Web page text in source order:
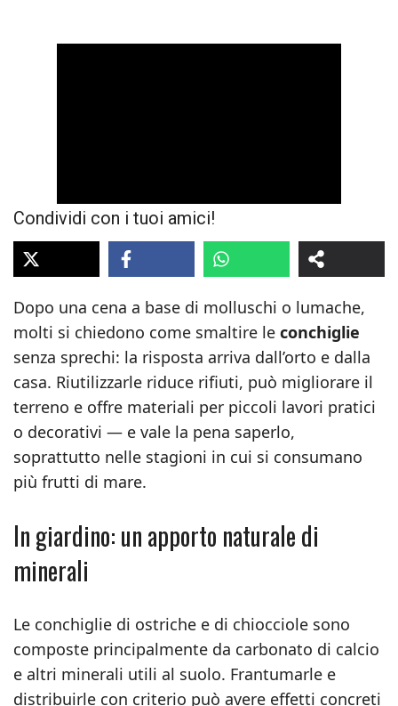
Condividi con i tuoi amici!
Dopo una cena a base di molluschi o lumache,
molti si chiedono come smaltire le conchiglie
senza sprechi: la risposta arriva dall’orto e dalla
casa. Riutilizzarle riduce rifiuti, può migliorare il
terreno e offre materiali per piccoli lavori pratici
o decorativi — e vale la pena saperlo,
soprattutto nelle stagioni in cui si consumano
più frutti di mare.
In giardino: un apporto naturale di
minerali
Le conchiglie di ostriche e di chiocciole sono
composte principalmente da carbonato di calcio
e altri minerali utili al suolo. Frantumarle e
distribuirle con criterio può avere effetti concreti